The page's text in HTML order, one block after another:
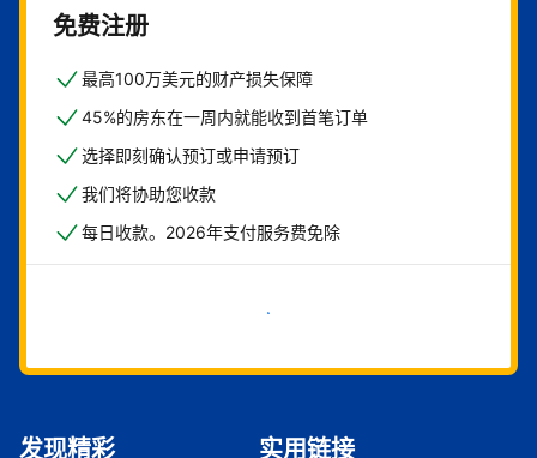
免费注册
最高100万美元的财产损失保障
45%的房东在一周内就能收到首笔订单
选择即刻确认预订或申请预订
我们将协助您收款
每日收款。2026年支付服务费免除
立即开始
发现精彩 实用链接